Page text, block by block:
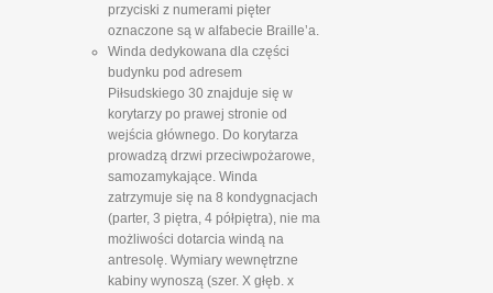
przyciski z numerami pięter
oznaczone są w alfabecie Braille’a.
Winda dedykowana dla części
budynku pod adresem
Piłsudskiego 30 znajduje się w
korytarzy po prawej stronie od
wejścia głównego. Do korytarza
prowadzą drzwi przeciwpożarowe,
samozamykające. Winda
zatrzymuje się na 8 kondygnacjach
(parter, 3 piętra, 4 półpiętra), nie ma
możliwości dotarcia windą na
antresolę. Wymiary wewnętrzne
kabiny wynoszą (szer. X głęb. x